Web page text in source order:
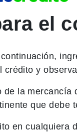
el
y
la
que debe
en